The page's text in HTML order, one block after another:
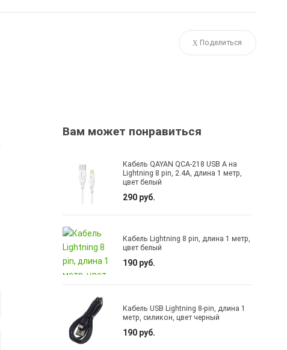
Поделиться
Вам может понравиться
Кабель QAYAN QCA-218 USB A на
Lightning 8 pin, 2.4A, длина 1 метр,
цвет белый
290 руб.
Кабель Lightning 8 pin, длина 1 метр,
цвет белый
190 руб.
Кабель USB Lightning 8-pin, длина 1
метр, силикон, цвет черный
190 руб.